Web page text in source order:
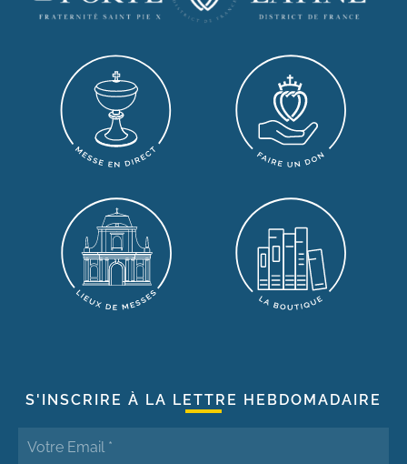
S'INSCRIRE À LA LETTRE HEBDOMADAIRE